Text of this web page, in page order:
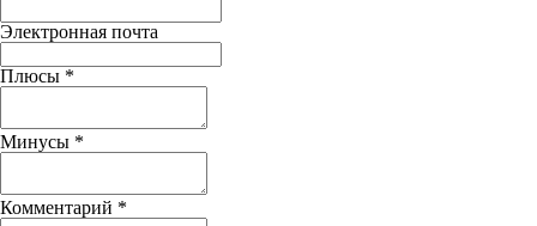
Электронная почта
Плюсы *
Минусы *
Комментарий *